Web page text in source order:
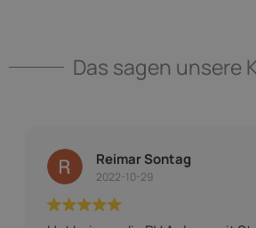
Das sagen unsere
Reimar Sontag
2022-10-29